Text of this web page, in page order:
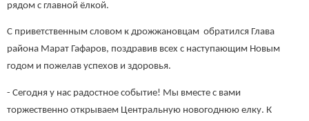
рядом с главной ёлкой.
С приветственным словом к дрожжановцам обратился Глава
района Марат Гафаров, поздравив всех с наступающим Новым
годом и пожелав успехов и здоровья.
- Сегодня у нас радостное событие! Мы вместе с вами
торжественно открываем Центральную новогоднюю елку. К